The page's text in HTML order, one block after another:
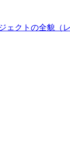
ェクトの全貌（